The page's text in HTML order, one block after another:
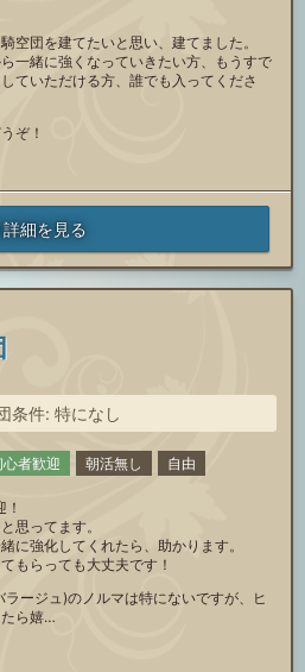
空団を建てたいと思い、建てました。
一緒に強くなっていきたい方、もうすで
ていただける方、誰でも入ってくださ
ぞ！
詳細を見る
条件: 特になし
心者歓迎 朝活無し 自由
思ってます。
に強化してくれたら、助かります。
もらっても大丈夫です！
ージュ)のノルマは特にないですが、ヒ
ら嬉…